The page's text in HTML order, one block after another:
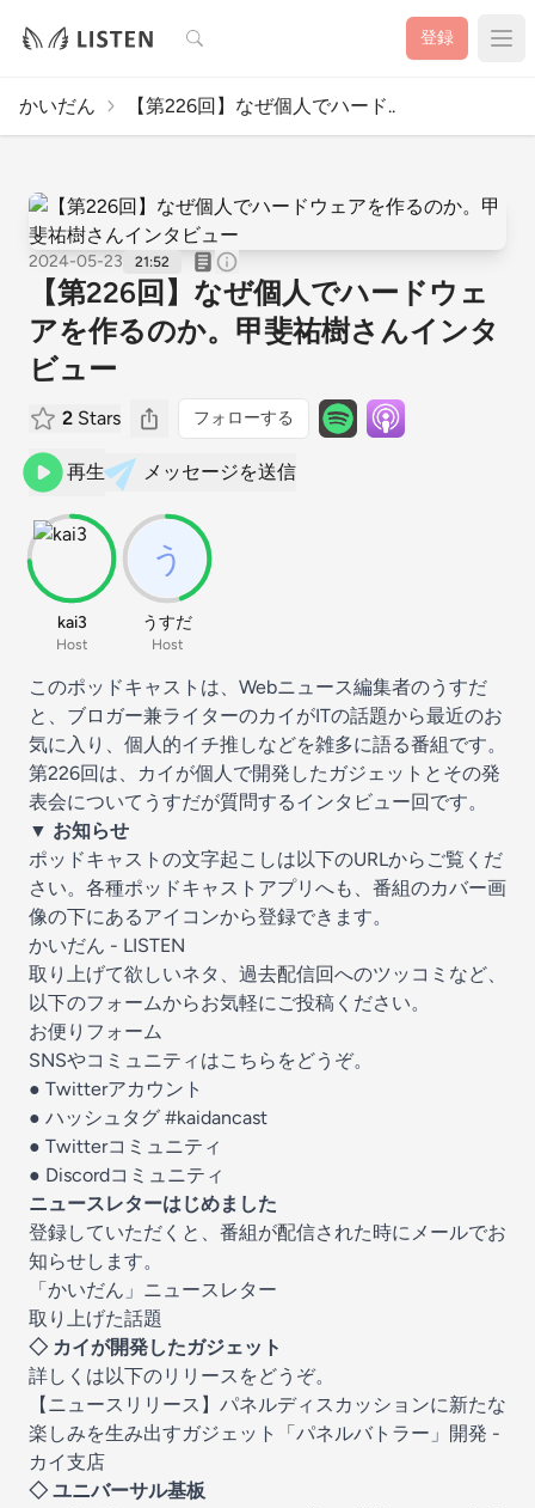
検索 登録
かいだん 【第226回】なぜ個人でハード..
2024-05-23 21:52
【第226回】なぜ個人でハードウェ
アを作るのか。甲斐祐樹さんインタ
ビュー
2 Stars フォローする
再生 メッセージを送信
kai3
Host
うすだ
Host
このポッドキャストは、Webニュース編集者のうすだ
と、ブロガー兼ライターのカイがITの話題から最近のお
気に入り、個人的イチ推しなどを雑多に語る番組です。
第226回は、カイが個人で開発したガジェットとその発
表会についてうすだが質問するインタビュー回です。
▼ お知らせ
ポッドキャストの文字起こしは以下のURLからご覧くだ
さい。各種ポッドキャストアプリへも、番組のカバー画
像の下にあるアイコンから登録できます。
かいだん - LISTEN
取り上げて欲しいネタ、過去配信回へのツッコミなど、
以下のフォームからお気軽にご投稿ください。
お便りフォーム
SNSやコミュニティはこちらをどうぞ。
● Twitterアカウント
● ハッシュタグ #kaidancast
● Twitterコミュニティ
● Discordコミュニティ
ニュースレターはじめました
登録していただくと、番組が配信された時にメールでお
知らせします。
「かいだん」ニュースレター
取り上げた話題
◇ カイが開発したガジェット
詳しくは以下のリリースをどうぞ。
【ニュースリリース】パネルディスカッションに新たな
楽しみを生み出すガジェット「パネルバトラー」開発 -
カイ支店
◇ ユニバーサル基板